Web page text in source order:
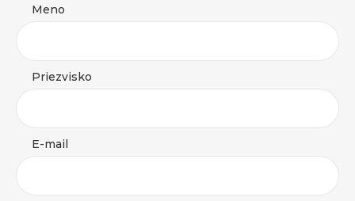
Meno
Priezvisko
E-mail